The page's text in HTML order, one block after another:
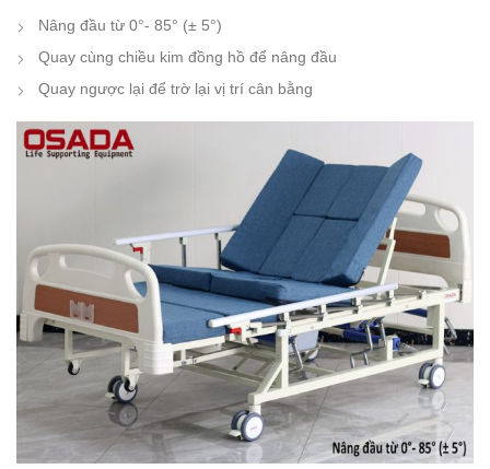
Nâng đầu từ 0°- 85° (± 5°)
Quay cùng chiều kim đồng hồ để nâng đầu
Quay ngược lại để trờ lại vị trí cân bằng